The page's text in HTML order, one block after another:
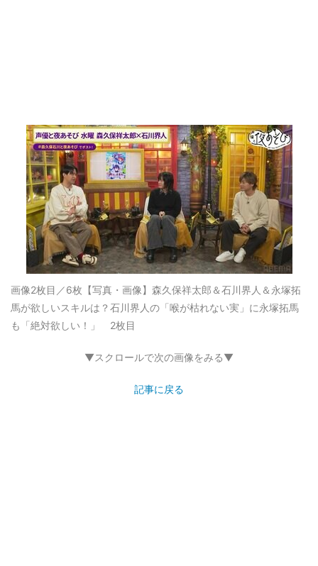
画像2枚目／6枚 【写真・画像】森久保祥太郎＆石川界人＆永塚拓
馬が欲しいスキルは？石川界人の「喉が枯れない実」に永塚拓馬
も「絶対欲しい！」 2枚目
▼スクロールで次の画像をみる▼
記事に戻る